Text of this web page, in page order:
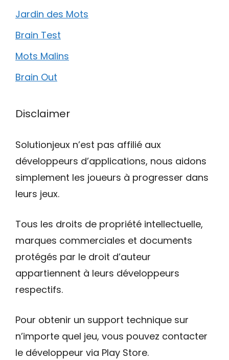
Jardin des Mots
Brain Test
Mots Malins
Brain Out
Disclaimer
Solutionjeux n’est pas affilié aux
développeurs d’applications, nous aidons
simplement les joueurs à progresser dans
leurs jeux.
Tous les droits de propriété intellectuelle,
marques commerciales et documents
protégés par le droit d’auteur
appartiennent à leurs développeurs
respectifs.
Pour obtenir un support technique sur
n’importe quel jeu, vous pouvez contacter
le développeur via Play Store.